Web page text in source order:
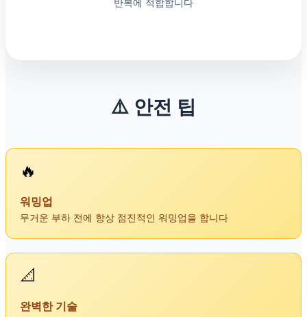
반복에 적합합니다
⚠️ 안전 팁
🔥
워밍업
무거운 부하 전에 항상 점진적인 워밍업을 합니다
📐
완벽한 기술